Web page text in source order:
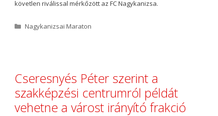
követlen riválissal mérkőzött az FC Nagykanizsa.
K
r
i
a
Nagykanizsai Maraton
Cseresnyés Péter szerint a
szakképzési centrumról példát
vehetne a várost irányító frakció